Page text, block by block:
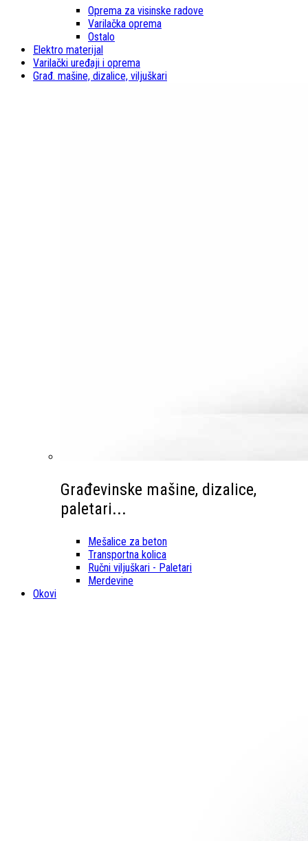
Oprema za visinske radove
Varilačka oprema
Ostalo
Elektro materijal
Varilački uređaji i oprema
Građ. mašine, dizalice, viljuškari
Građevinske mašine, dizalice,
paletari...
Mešalice za beton
Transportna kolica
Ručni viljuškari - Paletari
Merdevine
Okovi